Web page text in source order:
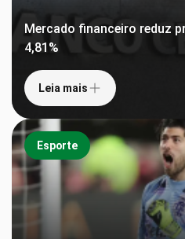
Mercado financeiro reduz
4,81%
Leia mais
Esporte